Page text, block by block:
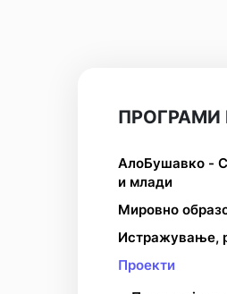
ПРОГРАМИ
АлоБушавко -
и млади
Мировно
Истражување,
Проекти